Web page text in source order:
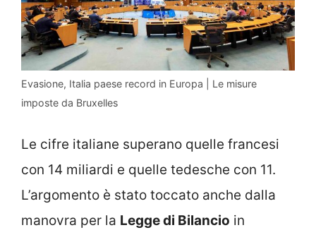
Evasione, Italia paese record in Europa | Le misure
imposte da Bruxelles
Le cifre italiane superano quelle francesi
con 14 miliardi e quelle tedesche con 11.
L’argomento è stato toccato anche dalla
manovra per la Legge di Bilancio in